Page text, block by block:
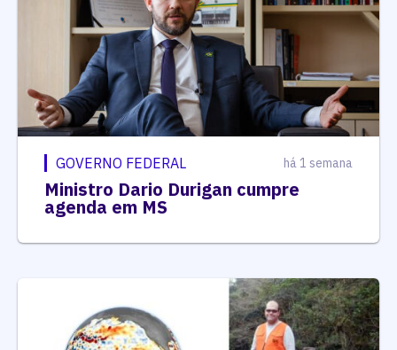
GOVERNO FEDERAL há 1 semana
Ministro Dario Durigan cumpre
agenda em MS